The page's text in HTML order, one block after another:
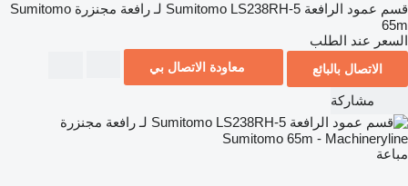
قسم عمود الرافعة Sumitomo LS238RH-5 لـ رافعة مجنزرة Sumitomo
65m
السعر عند الطلب
الاتصال بالبائع معاودة الاتصال بي
مشاركة
مباعة